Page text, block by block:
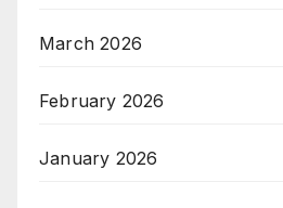
March 2026
February 2026
January 2026